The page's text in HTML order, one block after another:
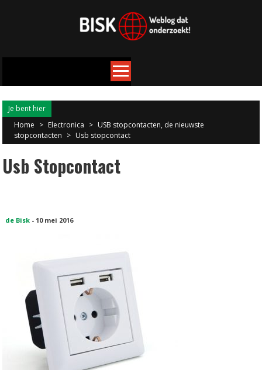
Je bent hier
Home > Electronica > USB stopcontacten, de nieuwste
stopcontacten > Usb stopcontact
Usb Stopcontact
de Bisk - 10 mei 2016